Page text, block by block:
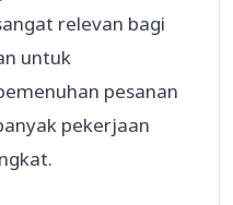
relevan bagi
untuk
pesanan
pekerjaan